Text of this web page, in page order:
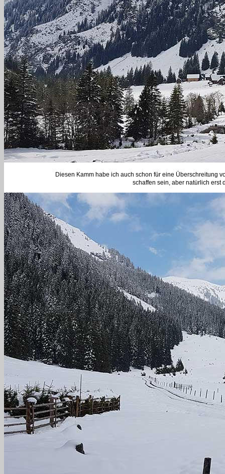
Diesen Kamm habe ich auch schon für eine Überschreitung
schaffen sein, aber natürlich erst